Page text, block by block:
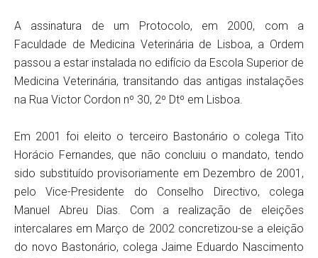
A assinatura de um Protocolo, em 2000, com a
Faculdade de Medicina Veterinária de Lisboa, a Ordem
passou a estar instalada no edifício da Escola Superior de
Medicina Veterinária, transitando das antigas instalações
na Rua Victor Cordon nº 30, 2º Dtº em Lisboa.
Em 2001 foi eleito o terceiro Bastonário o colega Tito
Horácio Fernandes, que não concluiu o mandato, tendo
sido substituído provisoriamente em Dezembro de 2001,
pelo Vice-Presidente do Conselho Directivo, colega
Manuel Abreu Dias. Com a realização de eleições
intercalares em Março de 2002 concretizou-se a eleição
do novo Bastonário, colega Jaime Eduardo Nascimento